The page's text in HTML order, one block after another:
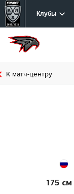
Клубы
К матч-центру
175 см